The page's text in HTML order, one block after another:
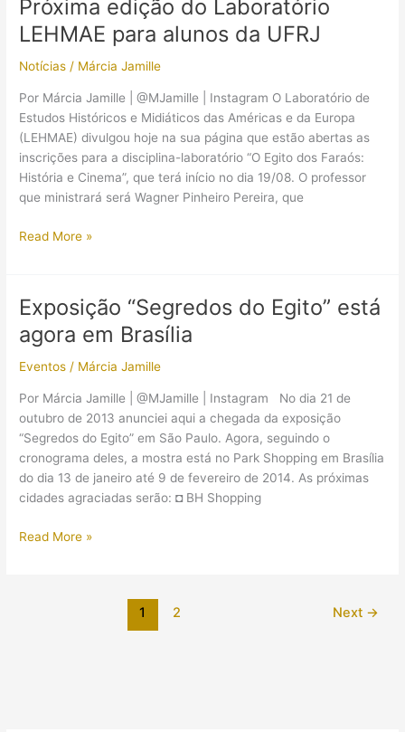
de
um
venda
de
artefatos
e
estudar
Arqueologia
Próxima edição do Laboratório
LEHMAE para alunos da UFRJ
Notícias / Márcia Jamille
Por Márcia Jamille | @MJamille | Instagram O Laboratório de
Estudos Históricos e Midiáticos das Américas e da Europa
(LEHMAE) divulgou hoje na sua página que estão abertas as
inscrições para a disciplina-laboratório “O Egito dos Faraós:
História e Cinema”, que terá início no dia 19/08. O professor
que ministrará será Wagner Pinheiro Pereira, que
Próxima
LEHMAE
para
da
UFRJ
Read More »
Exposição “Segredos do Egito” está
agora em Brasília
Eventos / Márcia Jamille
Por Márcia Jamille | @MJamille | Instagram No dia 21 de
outubro de 2013 anunciei aqui a chegada da exposição
“Segredos do Egito” em São Paulo. Agora, seguindo o
cronograma deles, a mostra está no Park Shopping em Brasília
do dia 13 de janeiro até 9 de fevereiro de 2014. As próximas
cidades agraciadas serão: ◘ BH Shopping
Exposição
Read More »
1 2 Next →